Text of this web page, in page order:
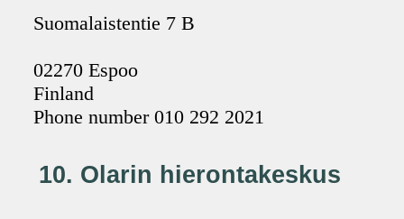
Suomalaistentie 7 B
02270 Espoo
Finland
Phone number 010 292 2021
10. Olarin hierontakeskus